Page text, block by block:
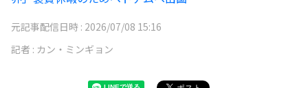
元記事配信日時 : 2026/07/08 15:16
記者 : カン・ミンギョン